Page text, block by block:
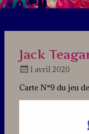
Jack
1 avril 2020
Jazz
Carte N°9 du jeu